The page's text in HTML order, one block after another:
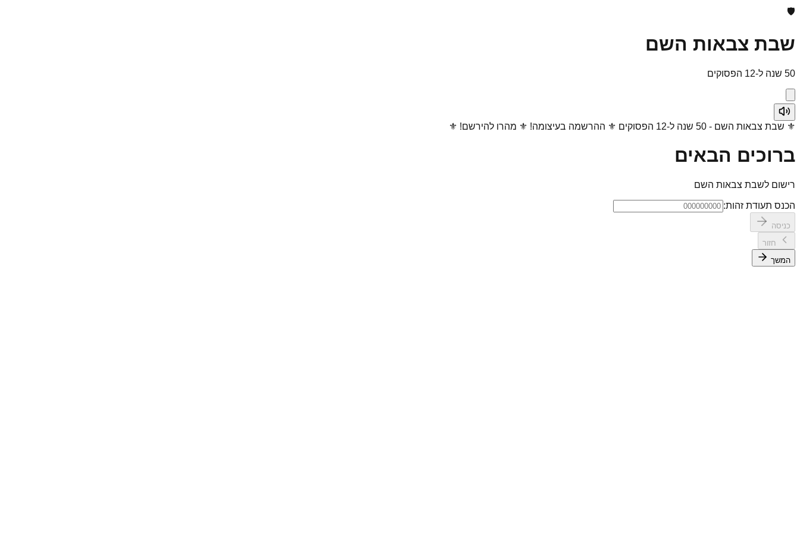
🛡️
שבת צבאות השם
50 שנה ל-12 הפסוקים
⚜️ שבת צבאות השם - 50 שנה ל-12 הפסוקים ⚜️ ההרשמה בעיצומה! ⚜️ מהרו להירשם! ⚜️
ברוכים הבאים
רישום לשבת צבאות השם
הכנס תעודת זהות:
כניסה
חזור
המשך